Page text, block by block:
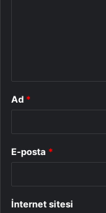
Ad *
E-posta *
İnternet sitesi